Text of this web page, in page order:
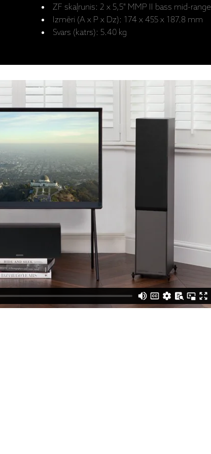
ZF skaļrunis: 2 x 5,5" MMP II bass mid-range
Izmēri (A x P x Dz): 174 x 455 x 187.8 mm
Svars (katrs): 5.40 kg